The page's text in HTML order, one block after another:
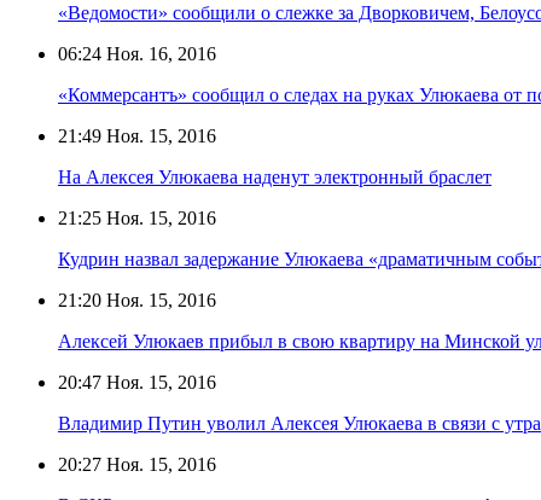
«Ведомости» сообщили о слежке за Дворковичем,
06:24 Ноя. 16, 2016
«Коммерсантъ» сообщил о следах на руках Улюкаева от
21:49 Ноя. 15, 2016
На Алексея Улюкаева наденут электронный браслет
21:25 Ноя. 15, 2016
Кудрин назвал задержание Улюкаева «драматичным
21:20 Ноя. 15, 2016
Алексей Улюкаев прибыл в свою квартиру на Минской
20:47 Ноя. 15, 2016
Владимир Путин уволил Алексея Улюкаева в связи с
20:27 Ноя. 15, 2016